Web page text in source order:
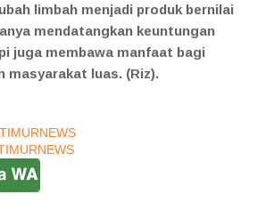
limbah menjadi produk bernilai
mendatangkan keuntungan
juga membawa manfaat bagi
masyarakat luas. (Riz).